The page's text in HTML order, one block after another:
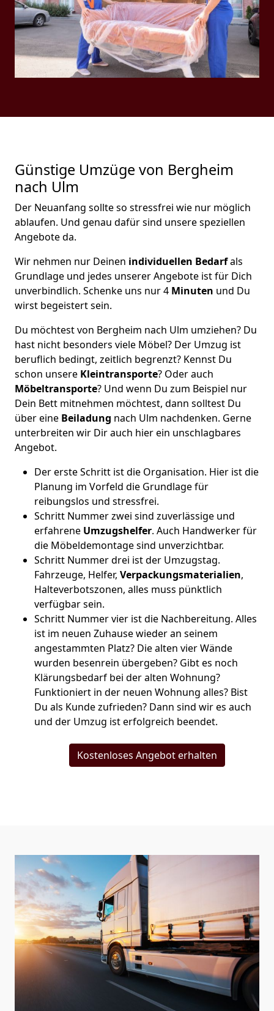
Günstige Umzüge von Bergheim
nach Ulm
Der Neuanfang sollte so stressfrei wie nur möglich
ablaufen. Und genau dafür sind unsere speziellen
Angebote da.
Wir nehmen nur Deinen individuellen Bedarfals
Grundlage und jedes unserer Angebote ist für Dich
unverbindlich. Schenke uns nur 4 Minuten und Du
wirst begeistert sein.
Du möchtest von Bergheim nach Ulm umziehen? Du
hast nicht besonders viele Möbel? Der Umzug ist
beruflich bedingt, zeitlich begrenzt? Kennst Du
schon unsere Kleintransporte? Oder auch
Möbeltransporte? Und wenn Du zum Beispiel nur
Dein Bett mitnehmen möchtest, dann solltest Du
über eine Beiladung nach Ulm nachdenken. Gerne
unterbreiten wir Dir auch hier ein unschlagbares
Angebot.
Der erste Schritt ist die Organisation. Hier ist die
Planung im Vorfeld die Grundlage für
reibungslos und stressfrei.
Schritt Nummer zwei sind zuverlässige und
erfahrene Umzugshelfer. Auch Handwerker für
die Möbeldemontage sind unverzichtbar.
Schritt Nummer drei ist der Umzugstag.
Fahrzeuge, Helfer, Verpackungsmaterialien,
Halteverbotszonen, alles muss pünktlich
verfügbar sein.
Schritt Nummer vier ist die Nachbereitung. Alles
ist im neuen Zuhause wieder an seinem
angestammten Platz? Die alten vier Wände
wurden besenrein übergeben? Gibt es noch
Klärungsbedarf bei der alten Wohnung?
Funktioniert in der neuen Wohnung alles? Bist
Du als Kunde zufrieden? Dann sind wir es auch
und der Umzug ist erfolgreich beendet.
Kostenloses Angebot erhalten